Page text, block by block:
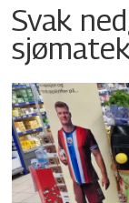
Svak